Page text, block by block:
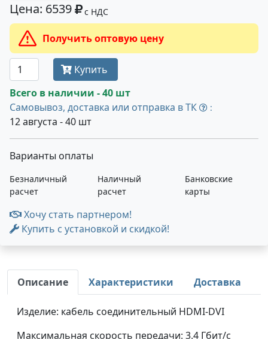
Цена: 6539 с НДС
Получить оптовую цену
Купить
Всего в наличии - 40 шт
Самовывоз, доставка или отправка в ТК
:
12 августа - 40 шт
Варианты оплаты
Безналичный
расчет
Наличный
расчет
Банковские
карты
Хочу стать партнером!
Купить с установкой и скидкой!
Описание Характеристики Доставка
Изделие: кабель соединительный HDMI-DVI
Максимальная скорость передачи: 3.4 Гбит/с